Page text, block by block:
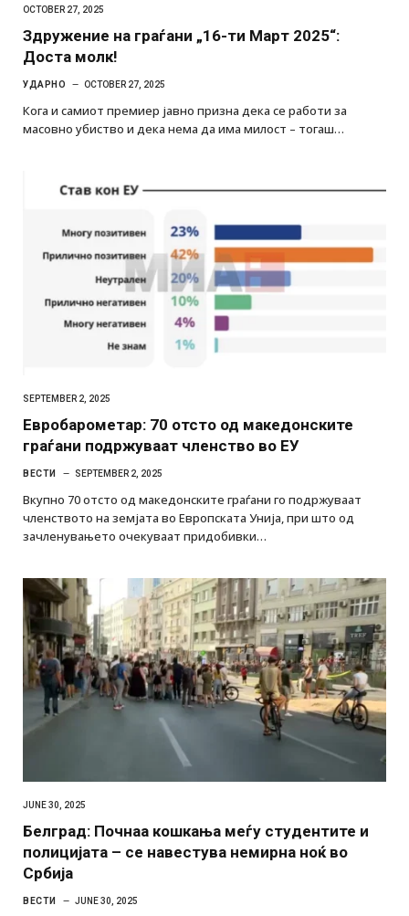
OCTOBER 27, 2025
Здружение на граѓани „16-ти Март 2025“:
Доста молк!
УДАРНО OCTOBER 27, 2025
Кога и самиот премиер јавно призна дека се работи за
масовно убиство и дека нема да има милост – тогаш…
SEPTEMBER 2, 2025
Евробарометар: 70 отсто од македонските
граѓани подржуваат членство во ЕУ
ВЕСТИ SEPTEMBER 2, 2025
Вкупно 70 отсто од македонските граѓани го подржуваат
членството на земјата во Европската Унија, при што од
зачленувањето очекуваат придобивки…
JUNE 30, 2025
Белград: Почнаа кошкања меѓу студентите и
полицијата – се навестува немирна ноќ во
Србија
ВЕСТИ JUNE 30, 2025